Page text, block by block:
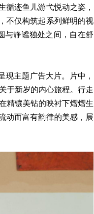
迹鱼儿游弋悦动之姿，
不仅构筑起系列鲜明的视
与静谧独处之间，自在舒
现主题广告大片。片中，
于新岁的内心旅程。行走
精镶美钻的映衬下熠熠生
动而富有韵律的美感，展